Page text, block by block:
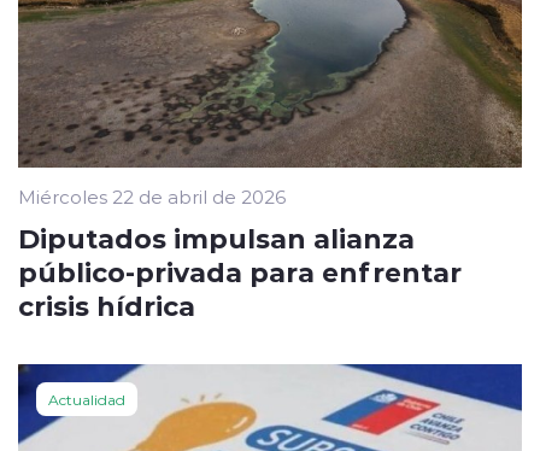
Miércoles 22 de abril de 2026
Diputados impulsan alianza
público-privada para enfrentar
crisis hídrica
Actualidad